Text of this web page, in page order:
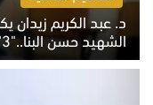
د. عبد الكريم زيدان
الشهيد حسن البنا.."3"
الثلاثاء 4 أغسطس 2026 01:04 م